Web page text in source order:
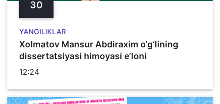
30
YANGILIKLAR
Xolmatov Mansur Abdiraxim o‘g‘lining
dissertatsiyasi himoyasi e’loni
12:24